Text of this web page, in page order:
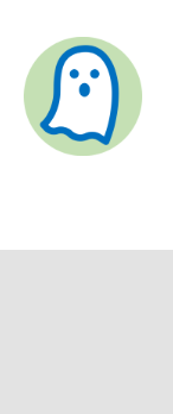
content